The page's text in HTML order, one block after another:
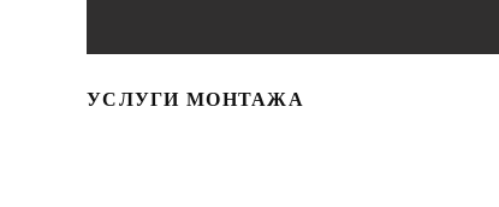
УСЛУГИ МОНТАЖА